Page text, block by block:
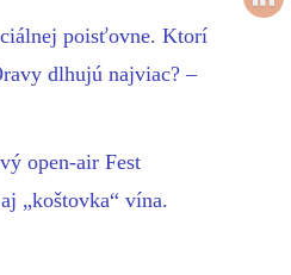
poisťovne. Ktorí
dlhujú najviac? –
open-air Fest
„koštovka“ vína.